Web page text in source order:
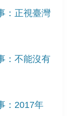
：正視臺灣
：不能沒有
：2017年